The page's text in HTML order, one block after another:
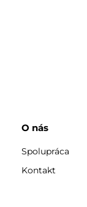
O nás
Spolupráca
Kontakt